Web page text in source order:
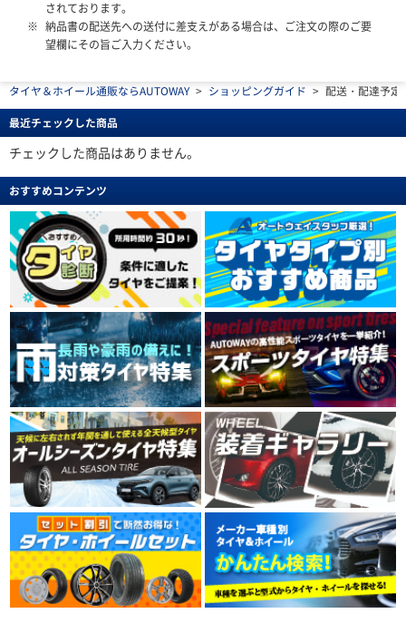
されております。
納品書の配送先への送付に差支えがある場合は、ご注文の際のご要
望欄にその旨ご入力ください。
タイヤ＆ホイール通販ならAUTOWAY > ショッピングガイド > 配送・配達予定
最近チェックした商品
チェックした商品はありません。
おすすめコンテンツ